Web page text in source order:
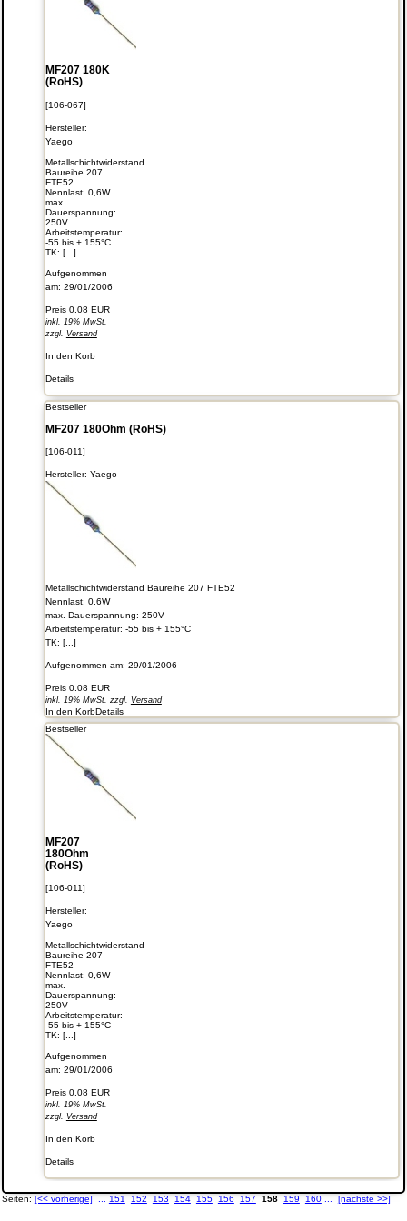
MF207 180K
(RoHS)
[106-067]
Hersteller:
Yaego
Metallschichtwiderstand
Baureihe 207
FTE52
Nennlast: 0,6W
max.
Dauerspannung:
250V
Arbeitstemperatur:
-55 bis + 155°C
TK: [...]
Aufgenommen
am: 29/01/2006
Preis 0.08 EUR
inkl. 19% MwSt.
zzgl. Versand
In den Korb
Details
Bestseller
MF207 180Ohm (RoHS)
[106-011]
Hersteller: Yaego
Metallschichtwiderstand Baureihe 207 FTE52
Nennlast: 0,6W
max. Dauerspannung: 250V
Arbeitstemperatur: -55 bis + 155°C
TK: [...]
Aufgenommen am: 29/01/2006
Preis 0.08 EUR
inkl. 19% MwSt. zzgl. Versand
In den KorbDetails
Bestseller
MF207
180Ohm
(RoHS)
[106-011]
Hersteller:
Yaego
Metallschichtwiderstand
Baureihe 207
FTE52
Nennlast: 0,6W
max.
Dauerspannung:
250V
Arbeitstemperatur:
-55 bis + 155°C
TK: [...]
Aufgenommen
am: 29/01/2006
Preis 0.08 EUR
inkl. 19% MwSt.
zzgl. Versand
In den Korb
Details
Seiten: [<< vorherige] ... 151 152 153 154 155 156 157 158 159 160 ... [nächste >>]